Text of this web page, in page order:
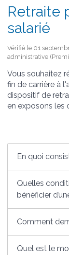
Retraite
salarié
Vérifié le 01
administrative
Vous souhaitez
fin de carrière à
dispositif de
en exposons les
En quoi
Quelles
bénéficier
Comment
Quel est le